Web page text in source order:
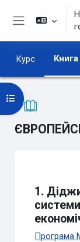
Перейти до
Бокова
Курс Книга
Відкритий
1.
Програма